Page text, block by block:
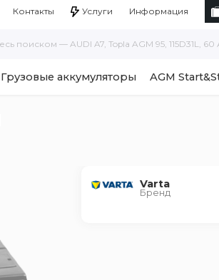
Контакты Услуги Информация
Грузовые аккумуляторы AGM
Varta
Бренд